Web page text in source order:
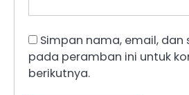
Simpan nama, email, dan
pada peramban ini untuk
berikutnya.